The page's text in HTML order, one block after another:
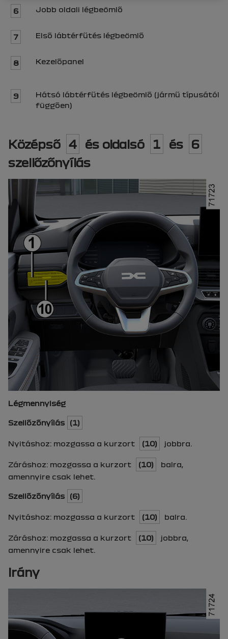
6 Jobb oldali légbeömlő
7 Első lábtérfűtés légbeömlő
8 Kezelőpanel
9
Hátsó lábtérfűtés légbeömlő (jármű típusától
függően)
Középső 4 és oldalsó 1 és
6
szellőzőnyílás
Légmennyiség
Szellőzőnyílás (1)
Nyitáshoz: mozgassa a kurzort (10) jobbra.
Záráshoz: mozgassa a kurzort (10)
balra,
amennyire csak lehet.
Szellőzőnyílás (6)
Nyitáshoz: mozgassa a kurzort (10) balra.
Záráshoz: mozgassa a kurzort (10)
jobbra,
amennyire csak lehet.
Irány